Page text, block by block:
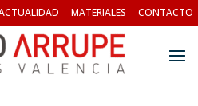
MATERIALES CONTACTO